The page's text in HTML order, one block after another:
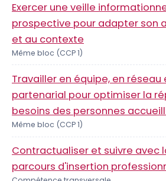
Exercer une veille
prospective pour adapter son
et au contexte
Même bloc (CCP 1)
Travailler en équipe, en
partenarial pour optimiser la
besoins des personnes
Même bloc (CCP 1)
Contractualiser et suivre avec
parcours d'insertion